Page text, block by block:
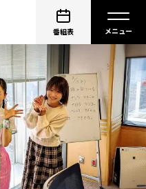
番組表